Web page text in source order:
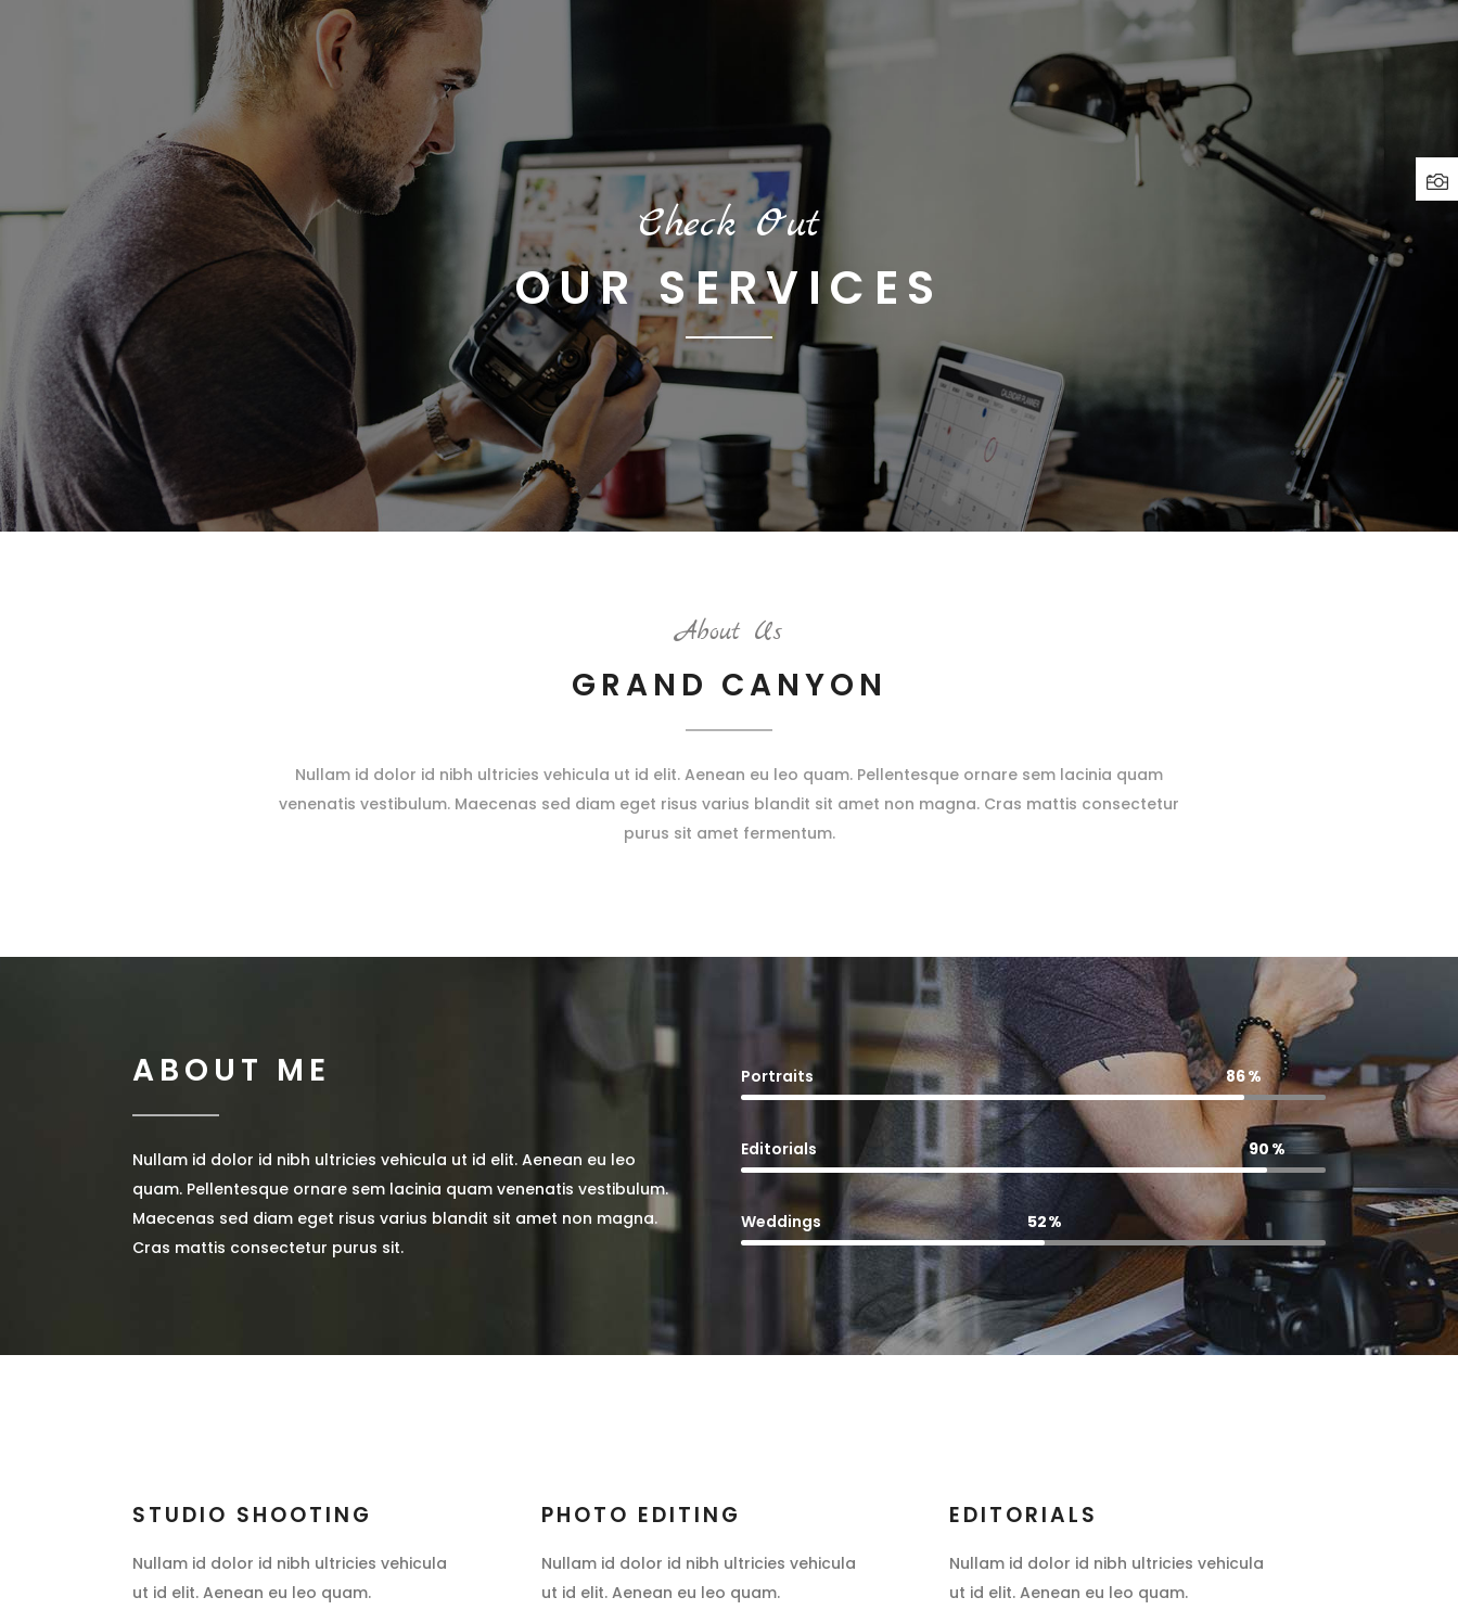
Check Out
OUR SERVICES
About Us
GRAND CANYON
Nullam id dolor id nibh ultricies vehicula ut id elit. Aenean eu leo quam. Pellentesque ornare sem lacinia quam
venenatis vestibulum. Maecenas sed diam eget risus varius blandit sit amet non magna. Cras mattis consectetur
purus sit amet fermentum.
ABOUT ME
Nullam id dolor id nibh ultricies vehicula ut id elit. Aenean eu leo
quam. Pellentesque ornare sem lacinia quam venenatis vestibulum.
Maecenas sed diam eget risus varius blandit sit amet non magna.
Cras mattis consectetur purus sit.
Portraits 86
Editorials 90
Weddings 52
STUDIO SHOOTING
Nullam id dolor id nibh ultricies vehicula
ut id elit. Aenean eu leo quam.
PHOTO EDITING
Nullam id dolor id nibh ultricies vehicula
ut id elit. Aenean eu leo quam.
EDITORIALS
Nullam id dolor id nibh ultricies vehicula
ut id elit. Aenean eu leo quam.